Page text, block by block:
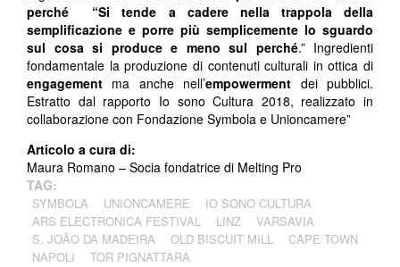
perché “Si tende a cadere nella trappola della
semplificazione e porre più semplicemente lo sguardo
sul cosa si produce e meno sul perché.” Ingredienti
fondamentale la produzione di contenuti culturali in ottica di
engagement ma anche nell’empowerment dei pubblici.
Estratto dal rapporto Io sono Cultura 2018, realizzato in
collaborazione con Fondazione Symbola e Unioncamere”
Articolo a cura di:
Maura Romano – Socia fondatrice di Melting Pro
TAG:
SYMBOLA UNIONCAMERE
IO SONO CULTURA
ARS ELECTRONICA FESTIVAL
LINZ
VARSAVIA
S. JOÃO DA MADEIRA
OLD BISCUIT MILL
CAPE TOWN
NAPOLI
TOR PIGNATTARA